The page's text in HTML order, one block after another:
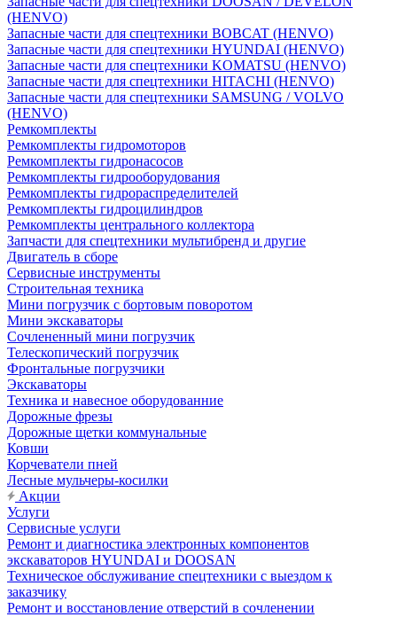
(HENVO)
Запасные части для спецтехники BOBCAT (HENVO)
Запасные части для спецтехники HYUNDAI (HENVO)
Запасные части для спецтехники KOMATSU (HENVO)
Запасные части для спецтехники HITACHI (HENVO)
Запасные части для спецтехники SAMSUNG / VOLVO
(HENVO)
Ремкомплекты
Ремкомплекты гидромоторов
Ремкомплекты гидронасосов
Ремкомплекты гидрооборудования
Ремкомплекты гидрораспределителей
Ремкомплекты гидроцилиндров
Ремкомплекты центрального коллектора
Запчасти для спецтехники мультибренд и другие
Двигатель в сборе
Сервисные инструменты
Строительная техника
Мини погрузчик с бортовым поворотом
Мини экскаваторы
Сочлененный мини погрузчик
Телескопический погрузчик
Фронтальные погрузчики
Экскаваторы
Техника и навесное оборудованние
Дорожные фрезы
Дорожные щетки коммунальные
Ковши
Корчеватели пней
Лесные мульчеры-косилки
Акции
Услуги
Сервисные услуги
Ремонт и диагностика электронных компонентов
экскаваторов HYUNDAI и DOOSAN
Техническое обслуживание спецтехники с выездом к
заказчику
Ремонт и восстановление отверстий в сочленении